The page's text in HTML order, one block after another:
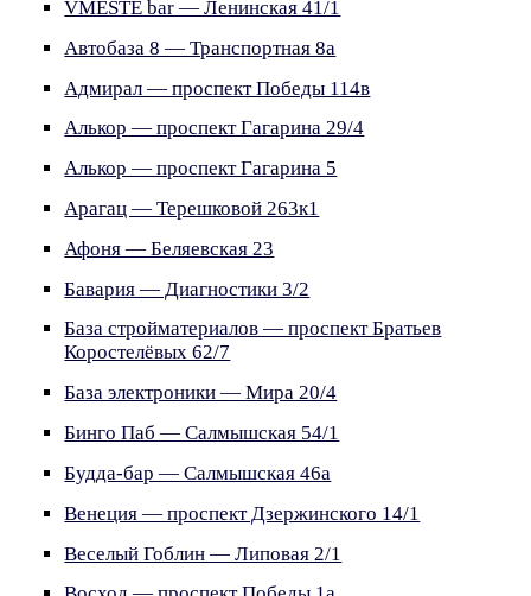
VMESTE bar — Ленинская 41/1
Автобаза 8 — Транспортная 8а
Адмирал — проспект Победы 114в
Алькор — проспект Гагарина 29/4
Алькор — проспект Гагарина 5
Арагац — Терешковой 263к1
Афоня — Беляевская 23
Бавария — Диагностики 3/2
База стройматериалов — проспект Братьев
Коростелёвых 62/7
База электроники — Мира 20/4
Бинго Паб — Салмышская 54/1
Будда-бар — Салмышская 46а
Венеция — проспект Дзержинского 14/1
Веселый Гоблин — Липовая 2/1